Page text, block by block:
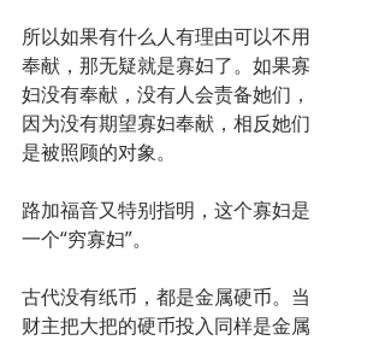
所以如果有什么人有理由可以不用
奉献，那无疑就是寡妇了。如果寡
妇没有奉献，没有人会责备她们，
因为没有期望寡妇奉献，相反她们
是被照顾的对象。
路加福音又特别指明，这个寡妇是
一个“穷寡妇”。
古代没有纸币，都是金属硬币。当
财主把大把的硬币投入同样是金属